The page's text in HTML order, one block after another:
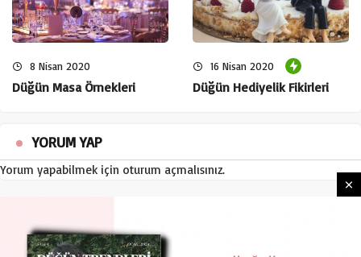
Gökyüzü Altında:
Bir gece gökyüzü altında evlilik teklifi, yıldızlar altında
aşkınızı ilan etmenin romantik bir yoludur. Bir açık hava
8 Nisan 2020
Düğün Masa Örnekleri
16 Nisan 2020
Düğün Hediyelik Fikirleri
YORUM YAP
Yorum yapabilmek için oturum açmalısınız.